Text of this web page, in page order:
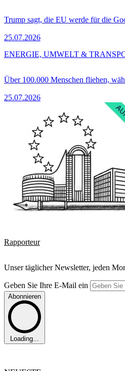
Trump sagt, die EU werde für die
25.07.2026
Über 100.000 Menschen fliehen,
25.07.2026
ENERGIE, UMWELT &
Rapporteur
Unser täglicher Newsletter, jeden
Geben Sie Ihre E-Mail ein
Abonnieren
Loading...